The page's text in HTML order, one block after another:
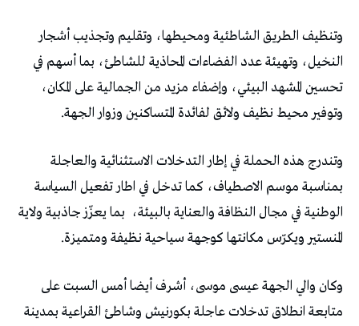
وتنظيف الطريق الشاطئية ومحيطها، وتقليم وتجذيب أشجار
النخيل، وتهيئة عدد الفضاءات المحاذية للشاطئ، بما أسهم في
تحسين المشهد البيئي، وإضفاء مزيد من الجمالية على المكان،
وتوفير محيط نظيف ولائق لفائدة المتساكنين وزوار الجهة.
وتندرج هذه الحملة في إطار التدخلات الاستثنائية والعاجلة
بمناسبة موسم الاصطياف، كما تدخل في اطار تفعيل السياسة
الوطنية في مجال النظافة والعناية بالبيئة، بما يعزّز جاذبية ولاية
المنستير ويكرّس مكانتها كوجهة سياحية نظيفة ومتميزة.
وكان والي الجهة عيسى موسى، أشرف أيضا أمس السبت على
متابعة انطلاق تدخلات عاجلة بكورنيش وشاطئ القراعية بمدينة